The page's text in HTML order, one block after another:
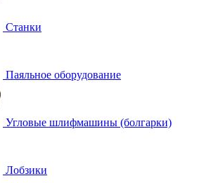
Станки
Паяльное оборудование
Угловые шлифмашины (болгарки)
Лобзики